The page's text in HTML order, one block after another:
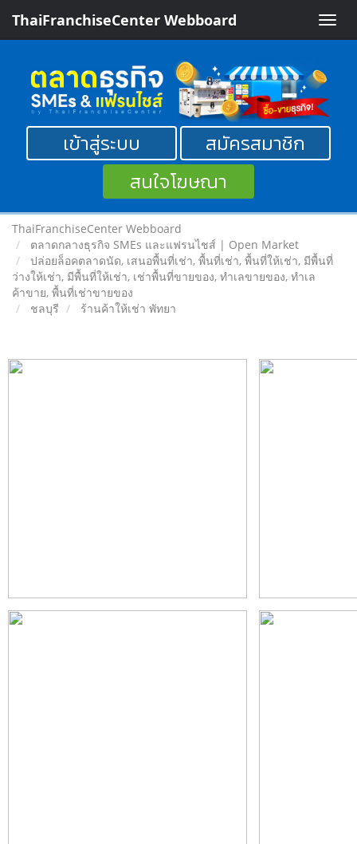
Toggle
ThaiFranchiseCenter Webboard
เข้าสู่ระบบ
สมัครสมาชิก
สนใจโฆษณา
ThaiFranchiseCenter Webboard
ตลาดกลางธุรกิจ SMEs และแฟรนไชส์ | Open Market
ปล่อยล็อคตลาดนัด, เสนอพื้นที่เช่า, พื้นที่เช่า, พื้นที่ให้เช่า, มีพื้นที่
ว่างให้เช่า, มีพื้นที่ให้เช่า, เช่าพื้นที่ขายของ, ทําเลขายของ, ทำเล
ค้าขาย, พื้นที่เช่าขายของ
ชลบุรี
ร้านค้าให้เช่า พัทยา